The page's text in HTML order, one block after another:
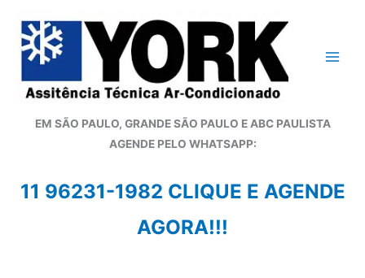
para
conteúdo
EM SÃO PAULO, GRANDE SÃO PAULO E ABC PAULISTA
AGENDE PELO WHATSAPP:
11 96231-1982 CLIQUE E AGENDE
AGORA!!!